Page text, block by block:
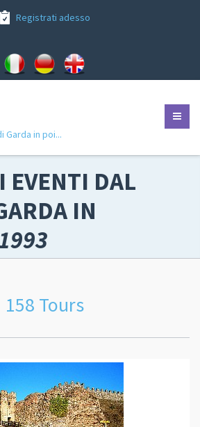
Registrati adesso
Garda in poi...
EVENTI DAL
IN
158 Tours